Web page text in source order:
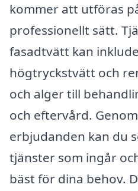
kommer att utföras
professionellt sätt.
fasadtvätt kan
högtryckstvätt och
och alger till
och eftervård.
erbjudanden kan du
tjänster som ingår
bäst för dina behov.